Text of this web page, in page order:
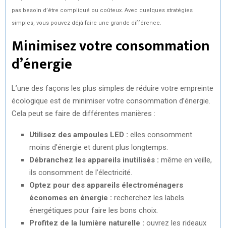
pas besoin d’être compliqué ou coûteux. Avec quelques stratégies
simples, vous pouvez déjà faire une grande différence.
Minimisez votre consommation
d’énergie
L’une des façons les plus simples de réduire votre empreinte
écologique est de minimiser votre consommation d’énergie.
Cela peut se faire de différentes manières :
Utilisez des ampoules LED : elles consomment
moins d’énergie et durent plus longtemps.
Débranchez les appareils inutilisés : même en veille,
ils consomment de l’électricité.
Optez pour des appareils électroménagers
économes en énergie : recherchez les labels
énergétiques pour faire les bons choix.
Profitez de la lumière naturelle : ouvrez les rideaux